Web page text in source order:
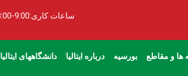
ساعات کاری:9:00-18:00
ها و مقاطع بورسیه درباره ایتالیا دانشگاههای ایتالیا